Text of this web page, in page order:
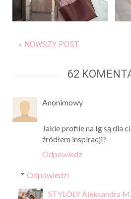
« NOWSZY POST
62
Anonimowy
Jakie profile na Ig są dla
źródłem inspiracji?
Odpowiedz
Odpowiedzi
STYLOLY Aleksandra